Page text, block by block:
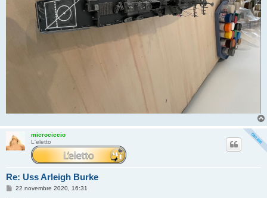
microciccio
L'eletto
Re: Uss Arleigh Burke
M22 novembre 2020, 16:31